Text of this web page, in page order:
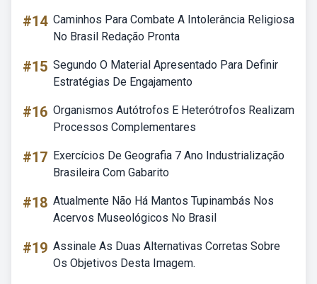
#14 Caminhos Para Combate A Intolerância Religiosa
No Brasil Redação Pronta
#15 Segundo O Material Apresentado Para Definir
Estratégias De Engajamento
#16 Organismos Autótrofos E Heterótrofos Realizam
Processos Complementares
#17 Exercícios De Geografia 7 Ano Industrialização
Brasileira Com Gabarito
#18 Atualmente Não Há Mantos Tupinambás Nos
Acervos Museológicos No Brasil
#19 Assinale As Duas Alternativas Corretas Sobre
Os Objetivos Desta Imagem.